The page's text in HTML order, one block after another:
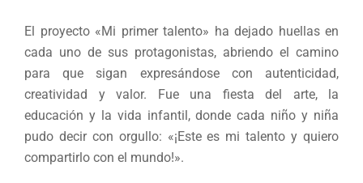
El proyecto «Mi primer talento» ha dejado huellas en
cada uno de sus protagonistas, abriendo el camino
para que sigan expresándose con autenticidad,
creatividad y valor. Fue una fiesta del arte, la
educación y la vida infantil, donde cada niño y niña
pudo decir con orgullo: «¡Este es mi talento y quiero
compartirlo con el mundo!».